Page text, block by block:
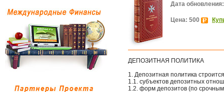
Дата обновления:
Цена: 500
ДЕПОЗИТНАЯ ПОЛИТИКА
1. Депозитная политика
1.1. субъектов депозитных
1.2. форм депозитов (по